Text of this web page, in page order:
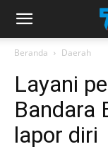
Beranda Daerah
Layani
Bandara
lapor diri